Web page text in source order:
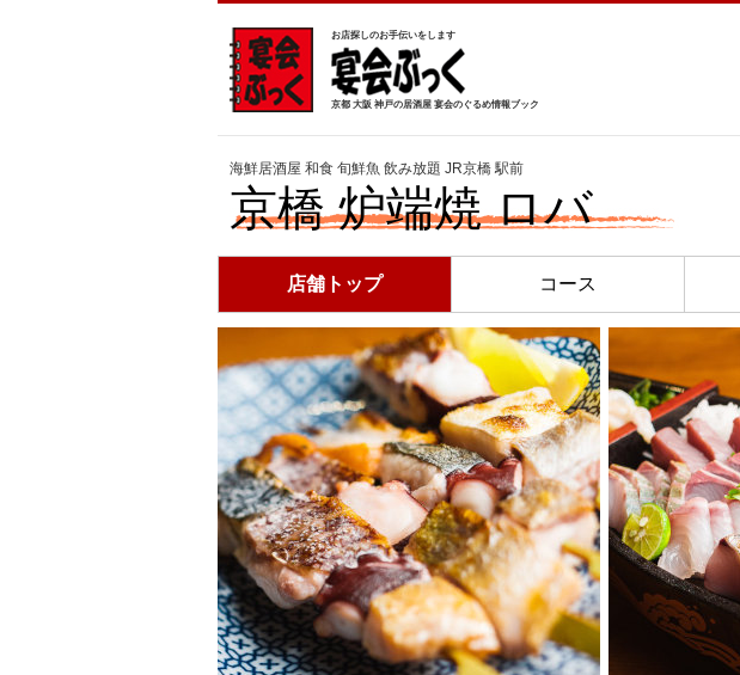
お店探しのお手伝いをします
京都 大阪 神戸の居酒屋 宴会のぐるめ情報ブック
海鮮居酒屋 和食 旬鮮魚 飲み放題 JR京橋 駅前
京橋 炉端焼 ロバ
店舗トップ コース